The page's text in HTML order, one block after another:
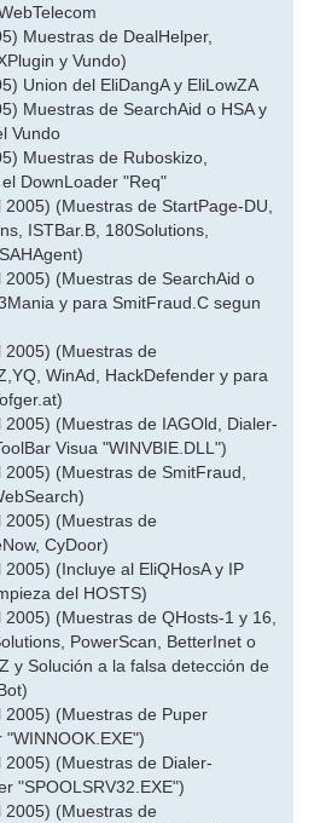
Muestras de DealHelper,
y Vundo)
Union del EliDangA y EliLowZA
Muestras de SearchAid o HSA y
Vundo
Muestras de Ruboskizo,
DownLoader "Req"
2005) (Muestras de StartPage-DU,
ISTBar.B, 180Solutions,
2005) (Muestras de SearchAid o
y para SmitFraud.C segun
2005) (Muestras de
WinAd, HackDefender y para
2005) (Muestras de IAGOld, Dialer-
Visua "WINVBIE.DLL")
2005) (Muestras de SmitFraud,
2005) (Muestras de
CyDoor)
(Incluye al EliQHosA y IP
del HOSTS)
2005) (Muestras de QHosts-1 y 16,
PowerScan, BetterInet o
y Solución a la falsa detección de
2005) (Muestras de Puper
2005) (Muestras de Dialer-
"SPOOLSRV32.EXE")
2005) (Muestras de